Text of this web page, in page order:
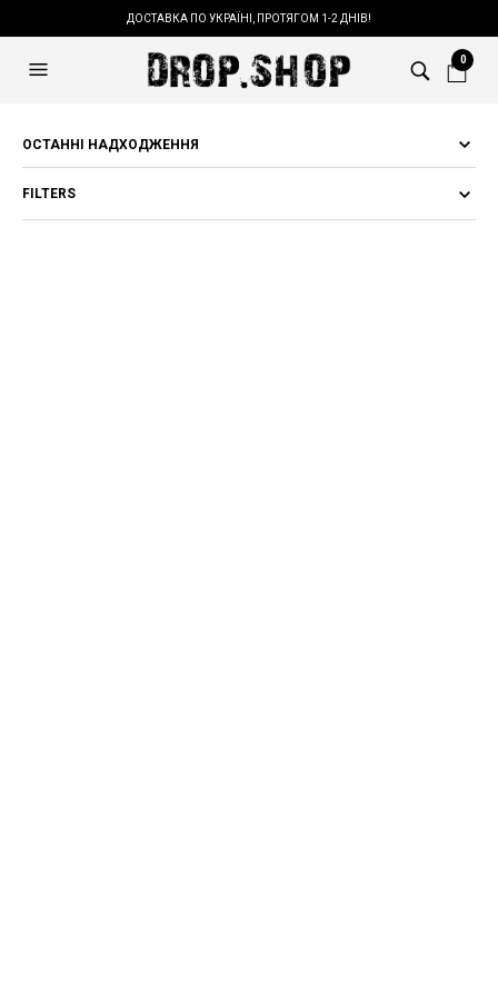
ДОСТАВКА ПО УКРАЇНІ, ПРОТЯГОМ 1-2 ДНІВ!
0
FILTERS